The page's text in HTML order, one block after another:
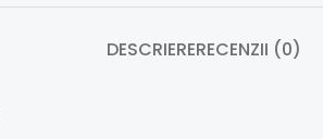
DESCRIERERECENZII (0)